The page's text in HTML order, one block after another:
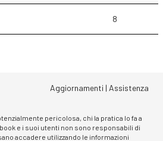
8
Aggiornamenti | Assistenza
pericolosa, chi la pratica lo fa a
e i suoi utenti non sono responsabili di
accadere utilizzando le informazioni